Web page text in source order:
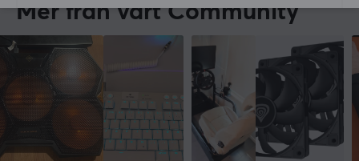
Mer från vårt Community